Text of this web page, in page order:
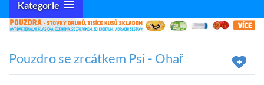
Kategorie
Pouzdro se zrcátkem Psi - Ohař